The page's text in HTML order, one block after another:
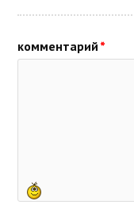
комментарий *